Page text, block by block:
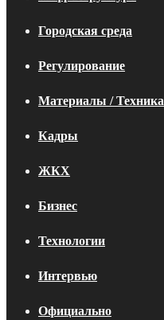
Городская среда
Регулирование
Материалы / Техника
Кадры
ЖКХ
Бизнес
Технологии
Интервью
Официально